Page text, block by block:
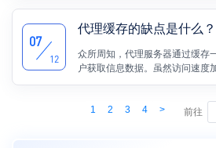
助。
07
12
代理缓存的缺点是什么？
众所周知，代理服务器通过缓存
户获取信息数据。虽然访问速度
缺点。本文将为大家介绍一下代
1 2 3 4 > 前往